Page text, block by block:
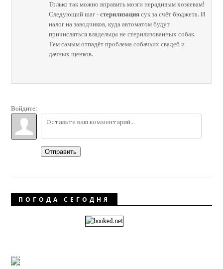
Только так можно вправить мозги нерадивым хозяевам!
Следующий шаг -стерилизация сук за счёт бюджета. И
налог на заводчиков, куда автоматом будут
причисляться владельцы не стерилизованных собак.
Тем самым отпадёт проблема собачьих свадеб и
дачных щенков.
Войдите:
Отправить
ПОГОДА СЕГОДНЯ